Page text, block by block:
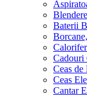
Baterii
Cadouri
Ceas de
Ceas
Cantar